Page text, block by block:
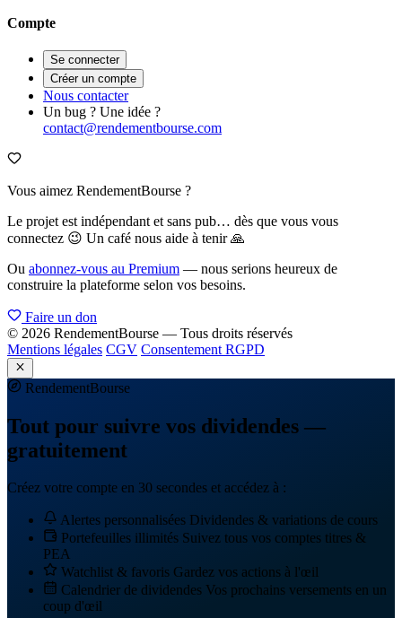
Compte
Se connecter
Créer un compte
Nous contacter
Un bug ? Une idée ?
contact@rendementbourse.com
Vous aimez RendementBourse ?
Le projet est indépendant et sans pub… dès que vous vous
connectez 😉 Un café nous aide à tenir 🙏
Ou abonnez-vous au Premium — nous serions heureux de
construire la plateforme selon vos besoins.
Faire un don
© 2026 RendementBourse — Tous droits réservés
Mentions légales CGV Consentement RGPD
RendementBourse
Tout pour suivre vos dividendes —
gratuitement
Créez votre compte en 30 secondes et accédez à :
Alertes personnalisées Dividendes & variations de cours
Portefeuilles illimités Suivez tous vos comptes titres &
PEA
Watchlist & favoris Gardez vos actions à l'œil
Calendrier de dividendes Vos prochains versements en un
coup d'œil